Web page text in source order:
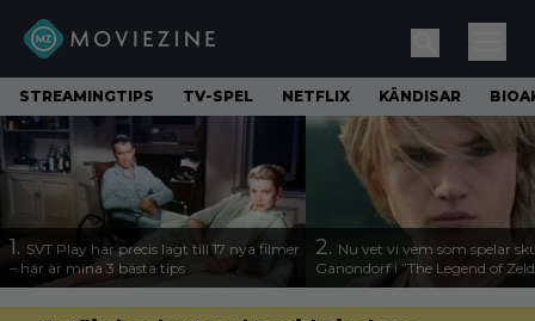
STREAMINGTIPS TV-SPEL NETFLIX KÄNDISAR
1. SVT Play har precis lagt till 17 nya filmer
– här är mina 3 bästa tips
2. Nu vet vi vem som spelar
Ganondorf i ”The Legend of